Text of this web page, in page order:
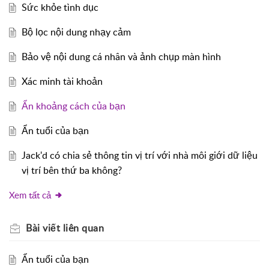
Sức khỏe tình dục
Bộ lọc nội dung nhạy cảm
Bảo vệ nội dung cá nhân và ảnh chụp màn hình
Xác minh tài khoản
Ẩn khoảng cách của bạn
Ẩn tuổi của bạn
Jack'd có chia sẻ thông tin vị trí với nhà môi giới dữ liệu
vị trí bên thứ ba không?
Xem tất cả
Bài viết liên quan
Ẩn tuổi của bạn